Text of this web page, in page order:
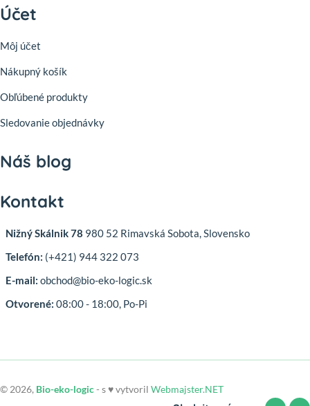
Účet
Môj účet
Nákupný košík
Obľúbené produkty
Sledovanie objednávky
Náš blog
Kontakt
Nižný Skálnik 78 980 52 Rimavská Sobota, Slovensko
Telefón: (+421) 944 322 073
E-mail: obchod@bio-eko-logic.sk
Otvorené: 08:00 - 18:00, Po-Pi
© 2026, Bio-eko-logic- s ♥ vytvoril Webmajster.NET